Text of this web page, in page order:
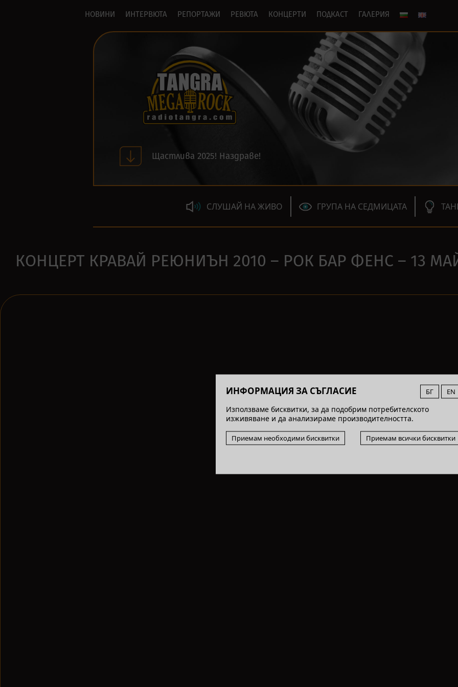
ИНФОРМАЦИЯ ЗА СЪГЛАСИЕ БГ EN
Използваме бисквитки, за да подобрим потребителското
изживяване и да анализираме производителността.
Приемам необходими бисквитки Приемам всички бисквитки
НОВИНИ ИНТЕРВЮТА РЕПОРТАЖИ РЕВЮТА КОНЦЕРТИ ПОДКАСТ ГАЛЕРИЯ
Щастлива 2025! Наздраве!
СЛУШАЙ НА ЖИВО ГРУПА НА СЕДМИЦАТА
КОНЦЕРТ КРАВАЙ РЕЮНИЪН 2010 – РОК БАР ФЕНС – 13